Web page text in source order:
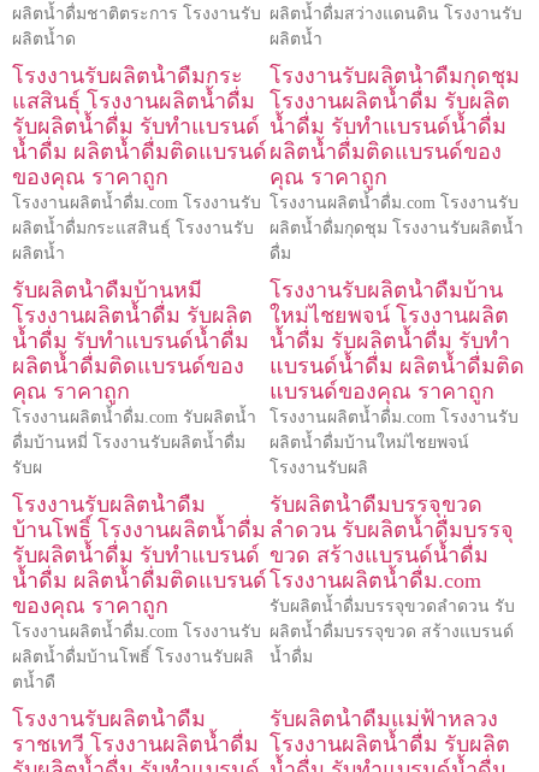
ผลิตน้ำดื่มชาติตระการ โรงงานรับ
ผลิตน้ำด
ผลิตน้ำดื่มสว่างแดนดิน โรงงานรับ
ผลิตน้ำ
โรงงานรับผลิตน้ำดื่มกระ
แสสินธุ์ โรงงานผลิตน้ำดื่ม
รับผลิตน้ำดื่ม รับทำแบรนด์
น้ำดื่ม ผลิตน้ำดื่มติดแบรนด์
ของคุณ ราคาถูก
โรงงานผลิตน้ำดื่ม.com โรงงานรับ
ผลิตน้ำดื่มกระแสสินธุ์ โรงงานรับ
ผลิตน้ำ
โรงงานรับผลิตน้ำดื่มกุดชุม
โรงงานผลิตน้ำดื่ม รับผลิต
น้ำดื่ม รับทำแบรนด์น้ำดื่ม
ผลิตน้ำดื่มติดแบรนด์ของ
คุณ ราคาถูก
โรงงานผลิตน้ำดื่ม.com โรงงานรับ
ผลิตน้ำดื่มกุดชุม โรงงานรับผลิตน้ำ
ดื่ม
รับผลิตน้ำดื่มบ้านหมี่
โรงงานผลิตน้ำดื่ม รับผลิต
น้ำดื่ม รับทำแบรนด์น้ำดื่ม
ผลิตน้ำดื่มติดแบรนด์ของ
คุณ ราคาถูก
โรงงานผลิตน้ำดื่ม.com รับผลิตน้ำ
ดื่มบ้านหมี่ โรงงานรับผลิตน้ำดื่ม
รับผ
โรงงานรับผลิตน้ำดื่มบ้าน
ใหม่ไชยพจน์ โรงงานผลิต
น้ำดื่ม รับผลิตน้ำดื่ม รับทำ
แบรนด์น้ำดื่ม ผลิตน้ำดื่มติด
แบรนด์ของคุณ ราคาถูก
โรงงานผลิตน้ำดื่ม.com โรงงานรับ
ผลิตน้ำดื่มบ้านใหม่ไชยพจน์
โรงงานรับผลิ
โรงงานรับผลิตน้ำดื่ม
บ้านโพธิ์ โรงงานผลิตน้ำดื่ม
รับผลิตน้ำดื่ม รับทำแบรนด์
น้ำดื่ม ผลิตน้ำดื่มติดแบรนด์
ของคุณ ราคาถูก
โรงงานผลิตน้ำดื่ม.com โรงงานรับ
ผลิตน้ำดื่มบ้านโพธิ์ โรงงานรับผลิ
ตน้ำดื
รับผลิตน้ำดื่มบรรจุขวด
ลำดวน รับผลิตน้ำดื่มบรรจุ
ขวด สร้างแบรนด์น้ำดื่ม
โรงงานผลิตน้ำดื่ม.com
รับผลิตน้ำดื่มบรรจุขวดลำดวน รับ
ผลิตน้ำดื่มบรรจุขวด สร้างแบรนด์
น้ำดื่ม
โรงงานรับผลิตน้ำดื่ม
ราชเทวี โรงงานผลิตน้ำดื่ม
รับผลิตน้ำดื่มแม่ฟ้าหลวง
โรงงานผลิตน้ำดื่ม รับผลิต